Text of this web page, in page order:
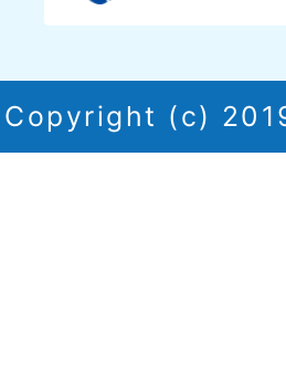
Copyright (c)